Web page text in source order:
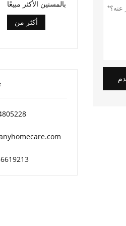
بالمسنين الأكثر مبيعًا
أكثر من